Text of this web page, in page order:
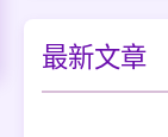
最新文章